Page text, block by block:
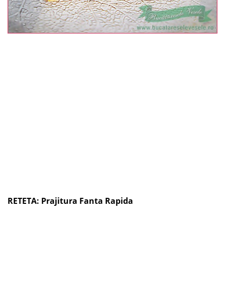
RETETA: Prajitura Fanta Rapida